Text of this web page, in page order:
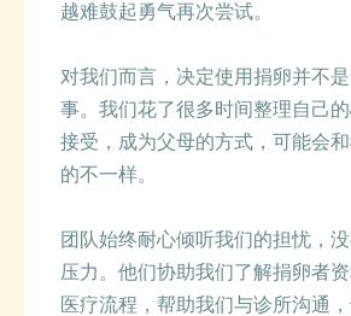
越难鼓起勇气再次尝试。
对我们而言，决定使用捐卵并不
事。我们花了很多时间整理自己
接受，成为父母的方式，可能会
的不一样。
团队始终耐心倾听我们的担忧，
压力。他们协助我们了解捐卵者
医疗流程，帮助我们与诊所沟通